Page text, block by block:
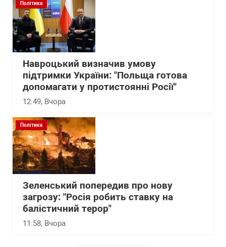
Політика
Навроцький визначив умову
підтримки України: "Польща готова
допомагати у протистоянні Росії"
12:49, Вчора
Політика
Зеленський попередив про нову
загрозу: "Росія робить ставку на
балістичний терор"
11:58, Вчора